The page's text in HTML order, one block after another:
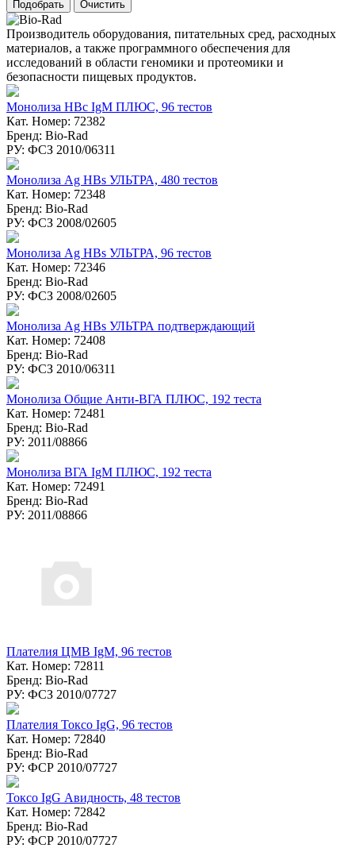
Производитель оборудования, питательных сред, расходных
материалов, а также программного обеспечения для
исследований в области геномики и протеомики и
безопасности пищевых продуктов.
Монолиза HBc IgM ПЛЮС, 96 тестов
Кат. Номер: 72382
Бренд: Bio-Rad
РУ: ФСЗ 2010/06311
Монолиза Ag HBs УЛЬТРА, 480 тестов
Кат. Номер: 72348
Бренд: Bio-Rad
РУ: ФСЗ 2008/02605
Монолиза Ag HBs УЛЬТРА, 96 тестов
Кат. Номер: 72346
Бренд: Bio-Rad
РУ: ФСЗ 2008/02605
Монолиза Ag HBs УЛЬТРА подтверждающий
Кат. Номер: 72408
Бренд: Bio-Rad
РУ: ФСЗ 2010/06311
Монолиза Общие Анти-ВГА ПЛЮС, 192 теста
Кат. Номер: 72481
Бренд: Bio-Rad
РУ: 2011/08866
Монолиза ВГА IgM ПЛЮС, 192 теста
Кат. Номер: 72491
Бренд: Bio-Rad
РУ: 2011/08866
Плателия ЦМВ IgM, 96 тестов
Кат. Номер: 72811
Бренд: Bio-Rad
РУ: ФСЗ 2010/07727
Плателия Токсо IgG, 96 тестов
Кат. Номер: 72840
Бренд: Bio-Rad
РУ: ФСР 2010/07727
Токсо IgG Авидность, 48 тестов
Кат. Номер: 72842
Бренд: Bio-Rad
РУ: ФСР 2010/07727